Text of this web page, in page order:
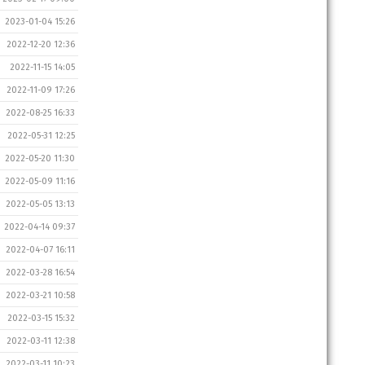
2023-01-04 15:26
2022-12-20 12:36
2022-11-15 14:05
2022-11-09 17:26
2022-08-25 16:33
2022-05-31 12:25
2022-05-20 11:30
2022-05-09 11:16
2022-05-05 13:13
2022-04-14 09:37
2022-04-07 16:11
2022-03-28 16:54
2022-03-21 10:58
2022-03-15 15:32
2022-03-11 12:38